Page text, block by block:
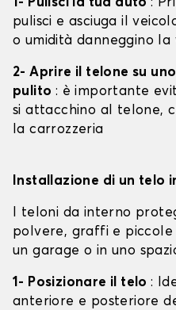
1- Pulisci la tua auto:
pulisci e asciuga il
o umidità danneggino la
2- Aprire il telone su
pulito : è importante
si attacchino al telone,
la carrozzeria
Installazione di un telo
I teloni da interno
polvere, graffi e piccole
un garage o in uno
1- Posizionare il telo:
anteriore e posteriore